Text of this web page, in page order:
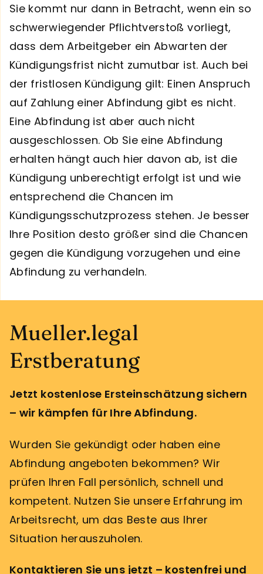
Sie kommt nur dann in Betracht, wenn ein so
schwerwiegender Pflichtverstoß vorliegt,
dass dem Arbeitgeber ein Abwarten der
Kündigungsfrist nicht zumutbar ist. Auch bei
der fristlosen Kündigung gilt: Einen Anspruch
auf Zahlung einer Abfindung gibt es nicht.
Eine Abfindung ist aber auch nicht
ausgeschlossen. Ob Sie eine Abfindung
erhalten hängt auch hier davon ab, ist die
Kündigung unberechtigt erfolgt ist und wie
entsprechend die Chancen im
Kündigungsschutzprozess stehen. Je besser
Ihre Position desto größer sind die Chancen
gegen die Kündigung vorzugehen und eine
Abfindung zu verhandeln.
Mueller.legal
Erstberatung
Jetzt kostenlose Ersteinschätzung sichern
– wir kämpfen für Ihre Abfindung.
Wurden Sie gekündigt oder haben eine
Abfindung angeboten bekommen? Wir
prüfen Ihren Fall persönlich, schnell und
kompetent. Nutzen Sie unsere Erfahrung im
Arbeitsrecht, um das Beste aus Ihrer
Situation herauszuholen.
Kontaktieren Sie uns jetzt – kostenfrei und